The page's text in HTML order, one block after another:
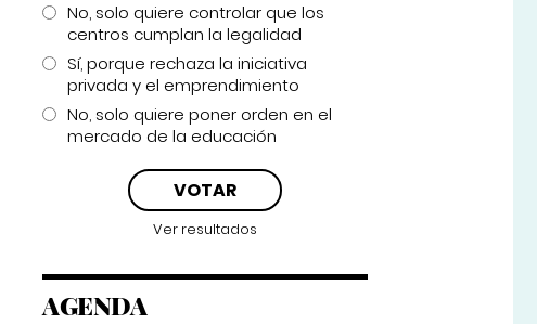
No, solo quiere controlar que los
centros cumplan la legalidad
Sí, porque rechaza la iniciativa
privada y el emprendimiento
No, solo quiere poner orden en el
mercado de la educación
Ver resultados
AGENDA